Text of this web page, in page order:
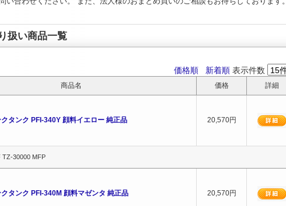
扱い商品一覧
価格順
新着順 表示件数
商品名 価格 詳細
タンク PFI-340Y 顔料イエロー 純正品 20,570円
TZ-30000 MFP
タンク PFI-340M 顔料マゼンタ 純正品 20,570円